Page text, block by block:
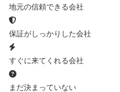
地元の信頼できる会社
保証がしっかりした会社
すぐに来てくれる会社
まだ決まっていない